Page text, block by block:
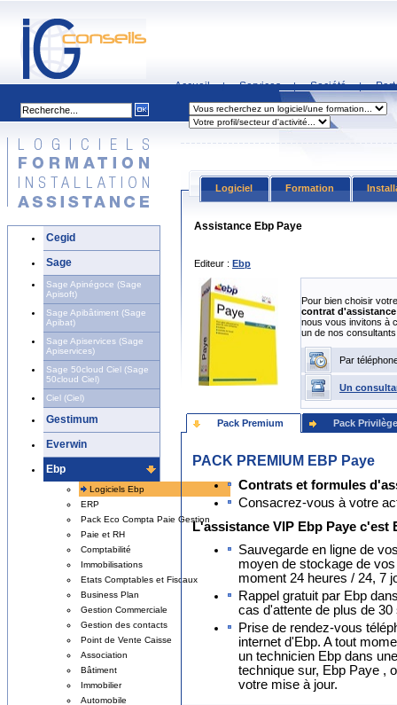
Accueil | Services | Société |
Cegid
Sage
Sage Apinégoce (Sage
Apisoft)
Sage Apibâtiment (Sage
Apibat)
Sage Apiservices (Sage
Apiservices)
Sage 50cloud Ciel (Sage
50cloud Ciel)
Ciel (Ciel)
Gestimum
Everwin
Ebp
Logiciels Ebp
ERP
Pack Eco Compta Paie Gestion
Paie et RH
Comptabilité
Immobilisations
Etats Comptables et Fiscaux
Business Plan
Gestion Commerciale
Gestion des contacts
Point de Vente Caisse
Association
Bâtiment
Immobilier
Automobile
Logiciel Formation
Assistance Ebp Paye
Editeur : Ebp
Pour bien choisir votre
contrat
nous vous invitons à
un de nos consultants
Par
Un
Pack Premium Pack Privilège
PACK PREMIUM EBP Paye
Contrats et formules
Consacrez-vous à votre
L'assistance VIP Ebp Paye c'est
Sauvegarde en ligne de
moyen de stockage de
moment 24 heures / 24, 7
Rappel gratuit par Ebp
cas d'attente de plus de
Prise de rendez-vous
internet d'Ebp. A tout
un technicien Ebp dans
technique sur, Ebp Paye ,
votre mise à jour.